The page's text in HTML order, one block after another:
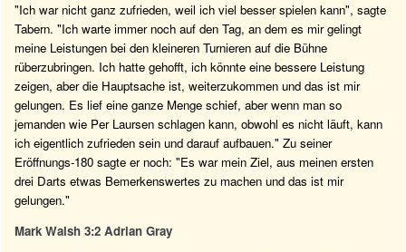
"Ich war nicht ganz zufrieden, weil ich viel besser spielen kann", sagte
Tabern. "Ich warte immer noch auf den Tag, an dem es mir gelingt
meine Leistungen bei den kleineren Turnieren auf die Bühne
rüberzubringen. Ich hatte gehofft, ich könnte eine bessere Leistung
zeigen, aber die Hauptsache ist, weiterzukommen und das ist mir
gelungen. Es lief eine ganze Menge schief, aber wenn man so
jemanden wie Per Laursen schlagen kann, obwohl es nicht läuft, kann
ich eigentlich zufrieden sein und darauf aufbauen." Zu seiner
Eröffnungs-180 sagte er noch: "Es war mein Ziel, aus meinen ersten
drei Darts etwas Bemerkenswertes zu machen und das ist mir
gelungen."
Mark Walsh 3:2 Adrian Gray